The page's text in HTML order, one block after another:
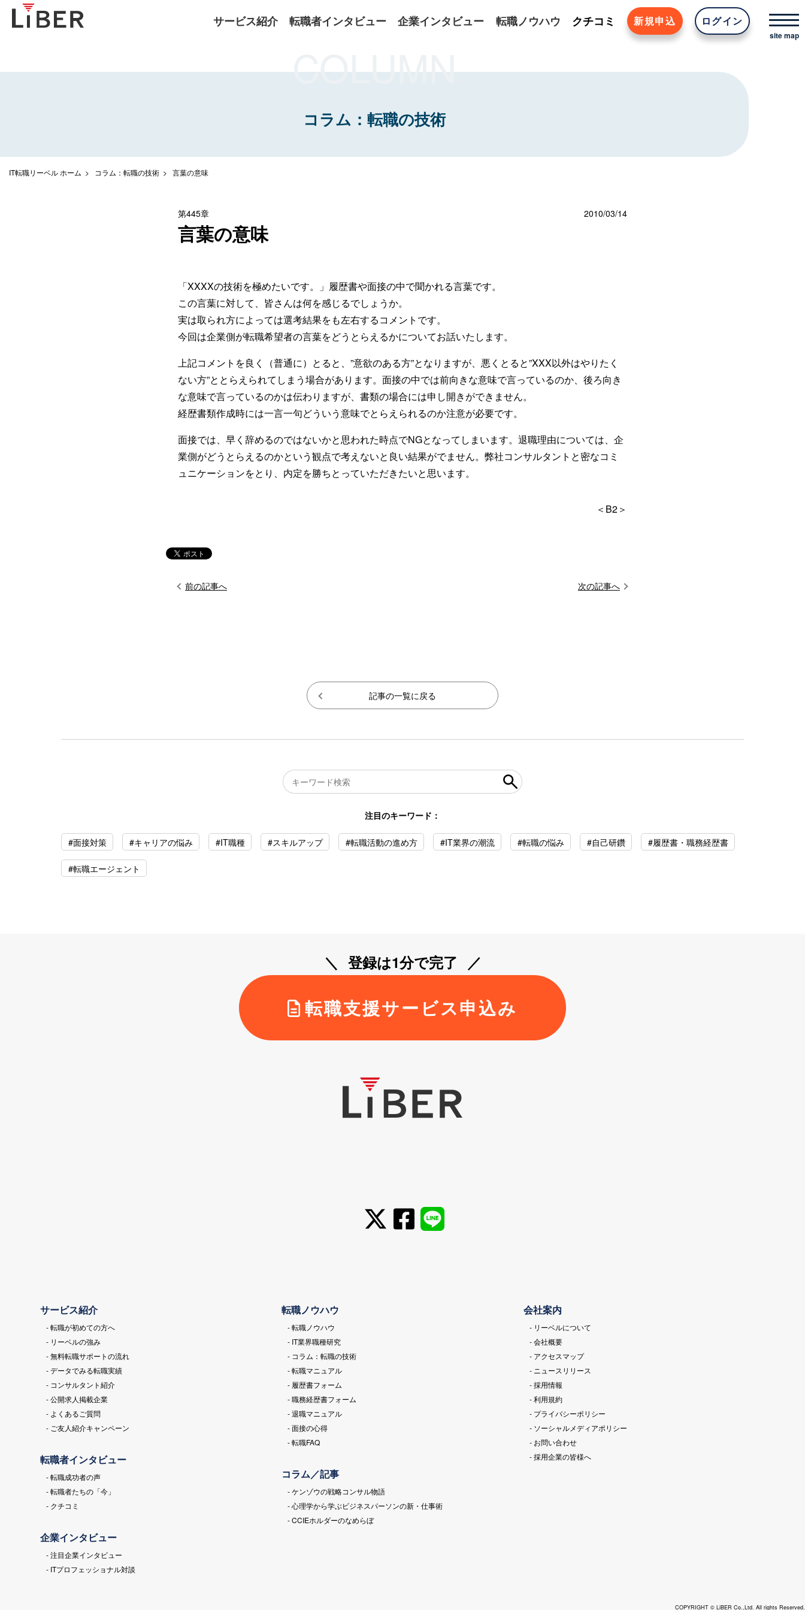
サービス紹介 転職者インタビュー 企業インタビュー 転職ノウハウ クチコミ 新規申込 ログイン
COLUMN
コラム：転職の技術
IT転職リーベル ホーム コラム：転職の技術 言葉の意味
第445章 2010/03/14
言葉の意味
「XXXXの技術を極めたいです。」履歴書や面接の中で聞かれる言葉です。
この言葉に対して、皆さんは何を感じるでしょうか。
実は取られ方によっては選考結果をも左右するコメントです。
今回は企業側が転職希望者の言葉をどうとらえるかについてお話いたします。
上記コメントを良く（普通に）とると、”意欲のある方”となりますが、悪くとると”XXX以外はやりたく
ない方”ととらえられてしまう場合があります。面接の中では前向きな意味で言っているのか、後ろ向き
な意味で言っているのかは伝わりますが、書類の場合には申し開きができません。
経歴書類作成時には一言一句どういう意味でとらえられるのか注意が必要です。
面接では、早く辞めるのではないかと思われた時点でNGとなってしまいます。退職理由については、企
業側がどうとらえるのかという観点で考えないと良い結果がでません。弊社コンサルタントと密なコミ
ュニケーションをとり、内定を勝ちとっていただきたいと思います。
＜B2＞
前の記事へ 次の記事へ
記事の一覧に戻る
注目のキーワード：
#面接対策 #キャリアの悩み #IT職種 #スキルアップ #転職活動の進め方 #IT業界の潮流 #転職の悩み #自己研鑽 #履歴書・職務経歴書
#転職エージェント
登録は1分で完了
転職支援サービス申込み
サービス紹介
- 転職が初めての方へ
- リーベルの強み
- 無料転職サポートの流れ
- データでみる転職実績
- コンサルタント紹介
- 公開求人掲載企業
- よくあるご質問
- ご友人紹介キャンペーン
転職者インタビュー
- 転職成功者の声
- 転職者たちの「今」
- クチコミ
企業インタビュー
- 注目企業インタビュー
- ITプロフェッショナル対談
転職ノウハウ
- 転職ノウハウ
- IT業界職種研究
- コラム：転職の技術
- 転職マニュアル
- 履歴書フォーム
- 職務経歴書フォーム
- 退職マニュアル
- 面接の心得
- 転職FAQ
コラム／記事
- ケンゾウの戦略コンサル物語
- 心理学から学ぶビジネスパーソンの新・仕事術
- CCIEホルダーのなめらぼ
会社案内
- リーベルについて
- 会社概要
- アクセスマップ
- ニュースリリース
- 採用情報
- 利用規約
- プライバシーポリシー
- ソーシャルメディアポリシー
- お問い合わせ
- 採用企業の皆様へ
COPYRIGHT © LiBER Co.,Ltd. All rights Reserved.